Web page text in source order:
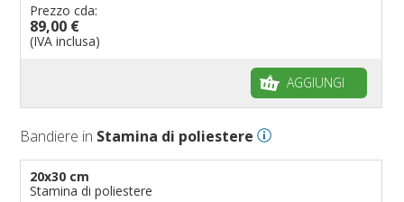
Prezzo cda:
89,00 €
(IVA inclusa)
AGGIUNGI
Bandiere in Stamina di poliestere
20x30 cm
Stamina di poliestere